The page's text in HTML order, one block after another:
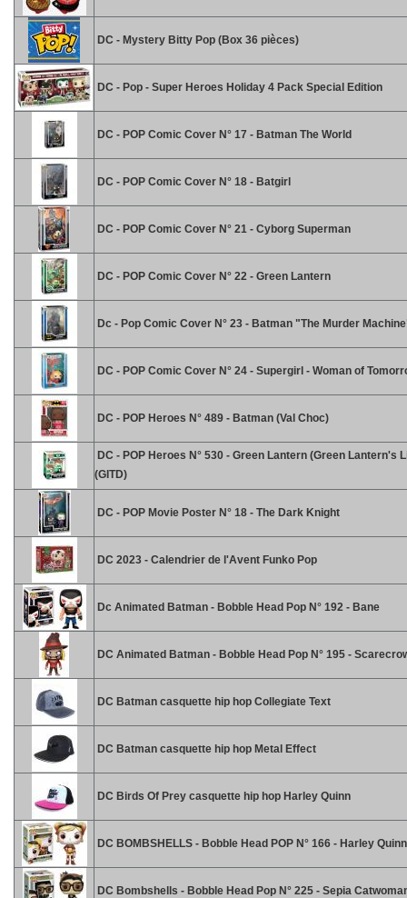
DC - Mystery Bitty Pop (Box 36 pièces)
DC - Pop - Super Heroes Holiday 4 Pack Special Edition
DC - POP Comic Cover N° 17 - Batman The World
DC - POP Comic Cover N° 18 - Batgirl
DC - POP Comic Cover N° 21 - Cyborg Superman
DC - POP Comic Cover N° 22 - Green Lantern
Dc - Pop Comic Cover N° 23 - Batman "The Murder
DC - POP Comic Cover N° 24 - Supergirl - Woman of
DC - POP Heroes N° 489 - Batman (Val Choc)
DC - POP Heroes N° 530 - Green Lantern (Green Lantern's
(GITD)
DC - POP Movie Poster N° 18 - The Dark Knight
DC 2023 - Calendrier de l'Avent Funko Pop
Dc Animated Batman - Bobble Head Pop N° 192 - Bane
DC Animated Batman - Bobble Head Pop N° 195 -
DC Batman casquette hip hop Collegiate Text
DC Batman casquette hip hop Metal Effect
DC Birds Of Prey casquette hip hop Harley Quinn
DC BOMBSHELLS - Bobble Head POP N° 166 - Harley Quinn
DC Bombshells - Bobble Head Pop N° 225 - Sepia